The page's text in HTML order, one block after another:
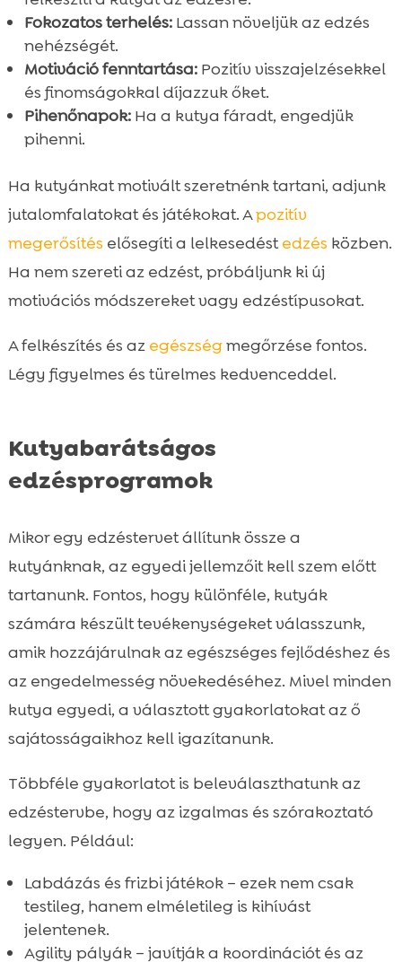
Fokozatos terhelés:Lassan növeljük az edzés
nehézségét.
Motiváció fenntartása:Pozitív visszajelzésekkel
és finomságokkal díjazzuk őket.
Pihenőnapok:Ha a kutya fáradt, engedjük
pihenni.
Ha kutyánkat motivált szeretnénk tartani, adjunk
jutalomfalatokat és játékokat. Apozitív
megerősítés elősegíti a lelkesedéstedzés közben.
Ha nem szereti az edzést, próbáljunk ki új
motivációs módszereket vagy edzéstípusokat.
A felkészítés és az egészségmegőrzése fontos.
Légy figyelmes és türelmes kedvenceddel.
Kutyabarátságos
edzésprogramok
Mikor egy edzéstervet állítunk össze a
kutyánknak, az egyedi jellemzőit kell szem előtt
tartanunk. Fontos, hogy különféle, kutyák
számára készült tevékenységeket válasszunk,
amik hozzájárulnak az egészséges fejlődéshez és
az engedelmesség növekedéséhez. Mivel minden
kutya egyedi, a választott gyakorlatokat az ő
sajátosságaikhoz kell igazítanunk.
Többféle gyakorlatot is beleválaszthatunk az
edzéstervbe, hogy az izgalmas és szórakoztató
legyen. Például:
Labdázás és frizbi játékok – ezek nem csak
testileg, hanem elméletileg is kihívást
jelentenek.
Agility pályák – javítják a koordinációt és az